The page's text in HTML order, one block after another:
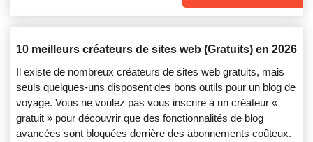
10 meilleurs créateurs de sites web (Gratuits) en 2026
Il existe de nombreux créateurs de sites web gratuits, mais
seuls quelques-uns disposent des bons outils pour un blog de
voyage. Vous ne voulez pas vous inscrire à un créateur «
gratuit » pour découvrir que des fonctionnalités de blog
avancées sont bloquées derrière des abonnements coûteux.